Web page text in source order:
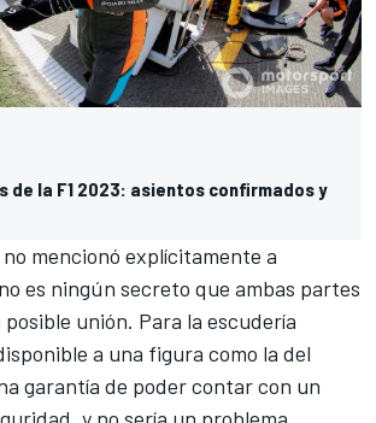
de la F1 2023: asientos confirmados y
mencionó explícitamente a
es ningún secreto que ambas partes
unión. Para la escudería
a una figura como la del
garantía de poder contar con un
y no sería un problema